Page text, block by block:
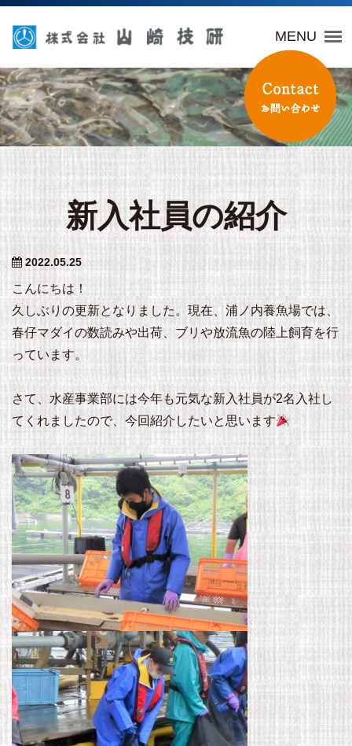
MENU
新入社員の紹介
2022.05.25
こんにちは！
久しぶりの更新となりました。現在、浦ノ内養魚場では、
春仔マダイの数読みや出荷、ブリや放流魚の陸上飼育を行
っています。
さて、水産事業部には今年も元気な新入社員が2名入社し
てくれましたので、今回紹介したいと思います